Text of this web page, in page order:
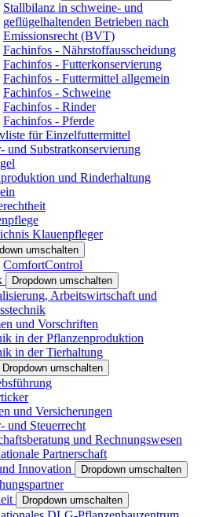
Stallbilanz in schweine- und
geflügelhaltenden Betrieben nach
Emissionsrecht (BVT)
Fachinfos - Nährstoffausscheidung
Fachinfos - Futterkonservierung
Fachinfos - Futtermittel allgemein
Fachinfos - Schweine
Fachinfos - Rinder
Fachinfos - Pferde
für Einzelfuttermittel
und Substratkonservierung
und Rinderhaltung
Klauenpfleger
umschalten
ComfortControl
Dropdown umschalten
Arbeitswirtschaft und
und Vorschriften
in der Pflanzenproduktion
in der Tierhaltung
Dropdown umschalten
und Versicherungen
und Steuerrecht
und Rechnungswesen
Partnerschaft
Innovation
Dropdown umschalten
Dropdown umschalten